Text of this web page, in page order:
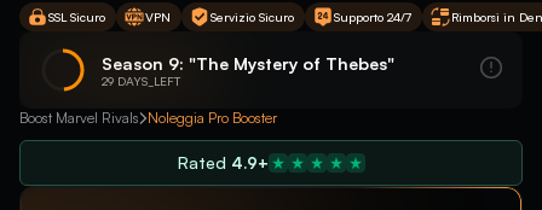
SSL Sicuro VPN Servizio Sicuro Supporto 24/7 Rimborsi in
Season 9: "The Mystery of Thebes"
29 DAYS_LEFT
Boost Marvel Rivals Noleggia Pro Booster
Rated 4.9+